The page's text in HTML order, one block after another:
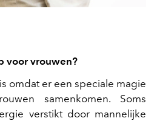
voor vrouwen?
omdat er een speciale magie
samenkomen. Soms
verstikt door mannelijke